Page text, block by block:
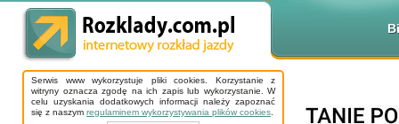
Serwis www wykorzystuje pliki cookies. Korzystanie z
witryny oznacza zgodę na ich zapis lub wykorzystanie. W
celu uzyskania dodatkowych informacji należy zapoznać
się z naszym regulaminem wykorzystywania plików cookies